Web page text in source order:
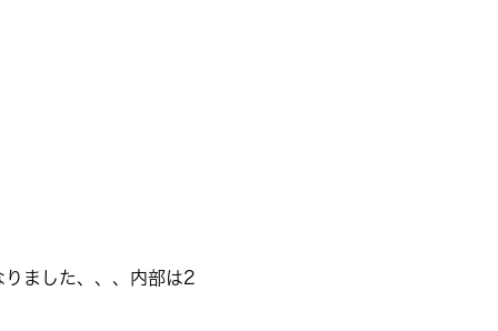
りました、、、内部は2